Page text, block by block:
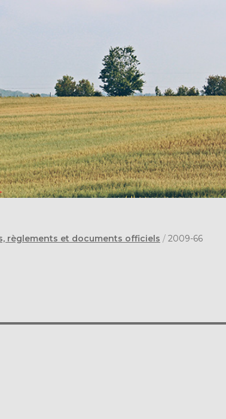
règlements et documents officiels / 2009-66